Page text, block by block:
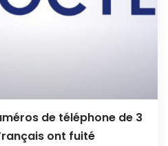
de téléphone de 3
ont fuité